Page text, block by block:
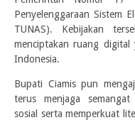
Penyelenggaraan Sistem
TUNAS). Kebijakan
menciptakan ruang digital
Indonesia.
Bupati Ciamis pun
terus menjaga
sosial serta memperkuat